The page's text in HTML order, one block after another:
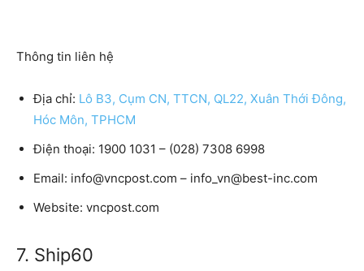
Thông tin liên hệ
Địa chỉ: Lô B3, Cụm CN, TTCN, QL22, Xuân Thới Đông,
Hóc Môn, TPHCM
Điện thoại: 1900 1031 – (028) 7308 6998
Email: info@vncpost.com – info_vn@best-inc.com
Website: vncpost.com
7. Ship60